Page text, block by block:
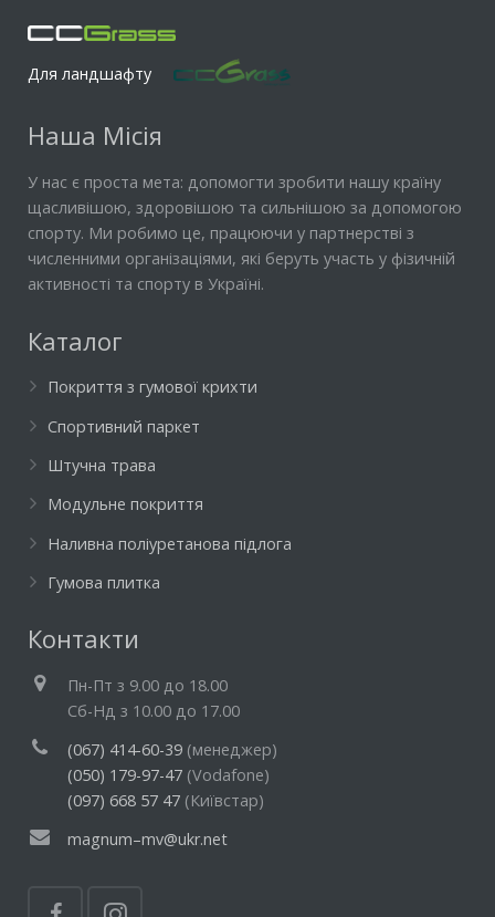
Для ландшафту
Наша Місія
У нас є проста мета: допомогти зробити нашу країну
щасливішою, здоровішою та сильнішою за допомогою
спорту. Ми робимо це, працюючи у партнерстві з
численними організаціями, які беруть участь у фізичній
активності та спорту в Україні.
Каталог
Покриття з гумової крихти
Спортивний паркет
Штучна трава
Модульне покриття
Наливна поліуретанова підлога
Гумова плитка
Контакти
Пн-Пт з 9.00 до 18.00
Cб-Нд з 10.00 до 17.00
(067) 414-60-39 (менеджер)
(050) 179-97-47 (Vodafone)
(097) 668 57 47 (Київстар)
magnum–mv@ukr.net